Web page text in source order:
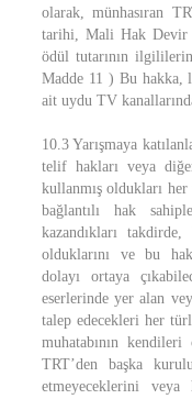
olarak, münhasıran
tarihi, Mali Hak Devir
ödül tutarının
Madde 11 ) Bu hakka,
ait uydu TV
10.3 Yarışmaya
telif hakları veya
kullanmış oldukları
bağlantılı hak
kazandıkları
olduklarını ve bu
dolayı ortaya
eserlerinde yer alan
talep edecekleri her
muhatabının
TRT’den başka
etmeyeceklerini